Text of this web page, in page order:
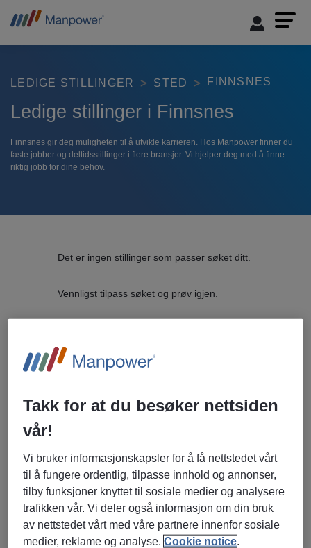
LEDIGE STILLINGER STED FINNSNES
Ledige stillinger i Finnsnes
Finnsnes gir deg muligheten til å utvikle karrieren. Hos Manpower finner du
faste jobber og deltidsstillinger i flere bransjer. Vi hjelper deg med å finne
riktig jobb for dine behov.
Det er ingen stillinger som passer søket ditt.
Vennligst tilpass søket og prøv igjen.
Jobb i Manpower
Manpower Academy
Fagområder
Takk for at du besøker nettsiden
vår!
Vi bruker informasjonskapsler for å få nettstedet vårt
til å fungere ordentlig, tilpasse innhold og annonser,
tilby funksjoner knyttet til sosiale medier og analysere
trafikken vår. Vi deler også informasjon om din bruk
av nettstedet vårt med våre partnere innenfor sosiale
medier, reklame og analyse.Cookie notice.